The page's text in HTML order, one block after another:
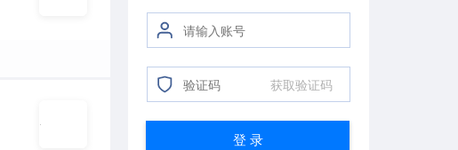
获取验证码
登 录